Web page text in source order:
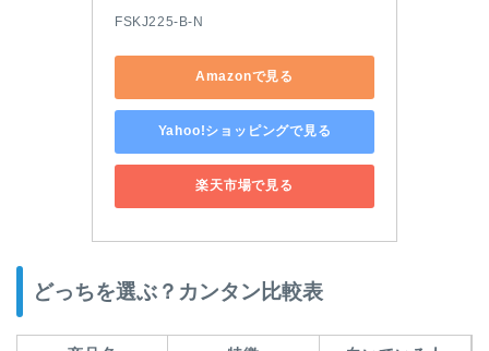
FSKJ225-B-N
Amazonで見る
Yahoo!ショッピングで見る
楽天市場で見る
どっちを選ぶ？カンタン比較表